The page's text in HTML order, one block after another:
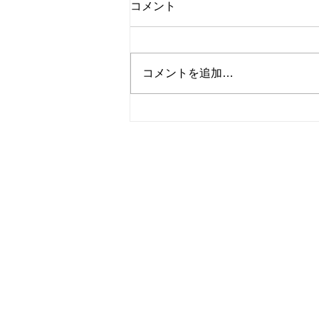
桃のチーズケーキ
コメント
コメントを追加…